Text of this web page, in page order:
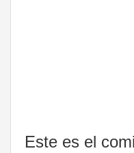
Este es el